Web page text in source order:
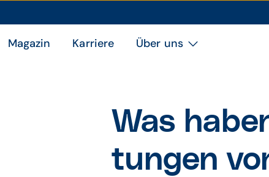
Magazin Karriere Über uns
Was
tungen